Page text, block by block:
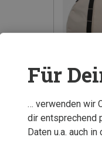
Für
… verwenden wir
dir entsprechend
Daten u.a. auch